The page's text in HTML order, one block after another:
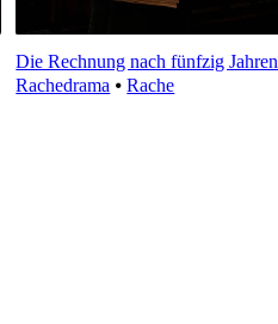
Die Rechnung nach fünfzig Jahren
Rachedrama ⦁Rache